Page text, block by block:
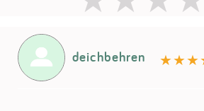
deichbehren